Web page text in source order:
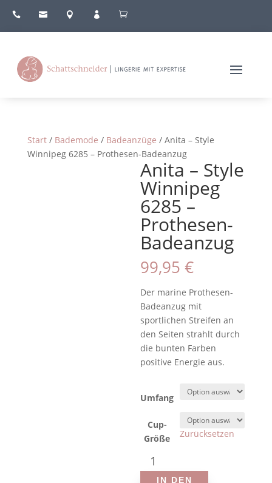
    
Start/ Bademode / Badeanzüge / Anita – Style
Winnipeg 6285 – Prothesen-Badeanzug
Anita – Style
Winnipeg
6285 –
Prothesen-
Badeanzug
99,95€
Der marine Prothesen-
Badeanzug mit
sportlichen Streifen an
den Seiten strahlt durch
die bunten Farben
positive Energie aus.
Umfang
Cup-
Größe
Zurücksetzen
Anita
-
IN DEN